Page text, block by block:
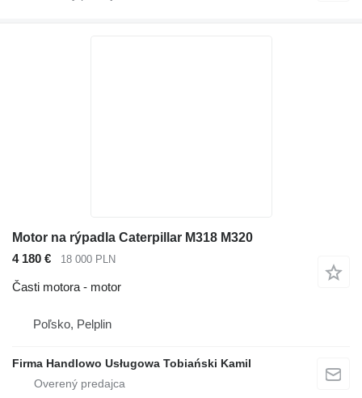
Motor na rýpadla Caterpillar M318 M320
4 180 €
18 000 PLN
Časti motora - motor
Poľsko, Pelplin
Firma Handlowo Usługowa Tobiański Kamil